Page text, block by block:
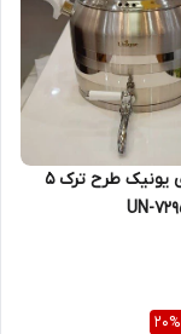
کتری قوری یونیک طرح ترک 5
20%